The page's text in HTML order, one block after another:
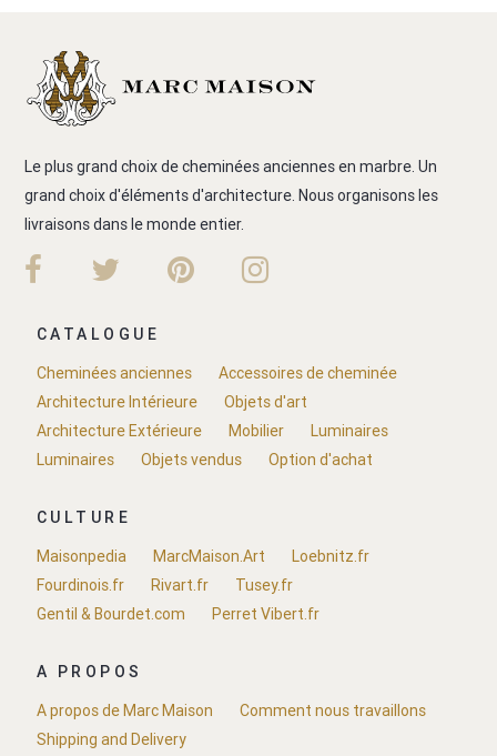
Le plus grand choix de cheminées anciennes en marbre. Un
grand choix d'éléments d'architecture. Nous organisons les
livraisons dans le monde entier.
CATALOGUE
Cheminées anciennes
Accessoires de cheminée
Architecture Intérieure
Objets d'art
Architecture Extérieure
Mobilier
Luminaires
Luminaires
Objets vendus Option d'achat
CULTURE
Maisonpedia
MarcMaison.Art
Loebnitz.fr
Fourdinois.fr
Rivart.fr
Tusey.fr
Gentil & Bourdet.com
Perret Vibert.fr
A PROPOS
A propos de Marc Maison
Comment nous travaillons
Shipping and Delivery